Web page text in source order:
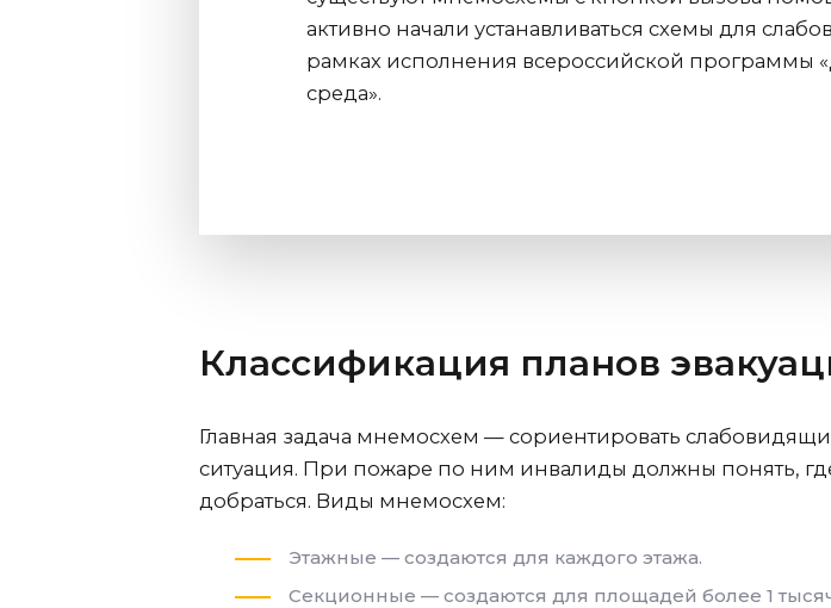
активно начали устанавливаться схемы для
рамках исполнения всероссийской программы
среда».
Классификация планов
Главная задача мнемосхем — сориентировать
ситуация. При пожаре по ним инвалиды должны понять,
добраться. Виды мнемосхем:
Этажные — создаются для каждого этажа.
Секционные — создаются для площадей более 1